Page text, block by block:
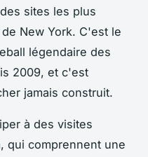
sites les plus
New York. C'est le
légendaire des
2009, et c'est
jamais construit.
à des visites
qui comprennent une